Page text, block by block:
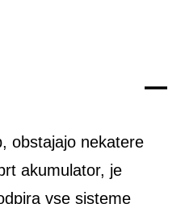
obstajajo nekatere
akumulator, je
vse sisteme